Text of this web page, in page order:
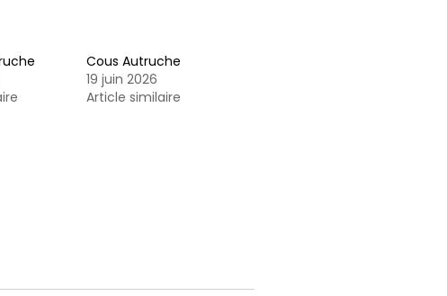
Cous Autruche
19 juin 2026
Article similaire